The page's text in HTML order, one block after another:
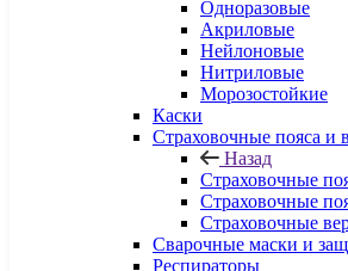
Одноразовые
Акриловые
Нейлоновые
Нитриловые
Морозостойкие
Каски
Страховочные пояса и
Назад
Страховочные
Страховочные
Страховочные
Сварочные маски и
Респираторы